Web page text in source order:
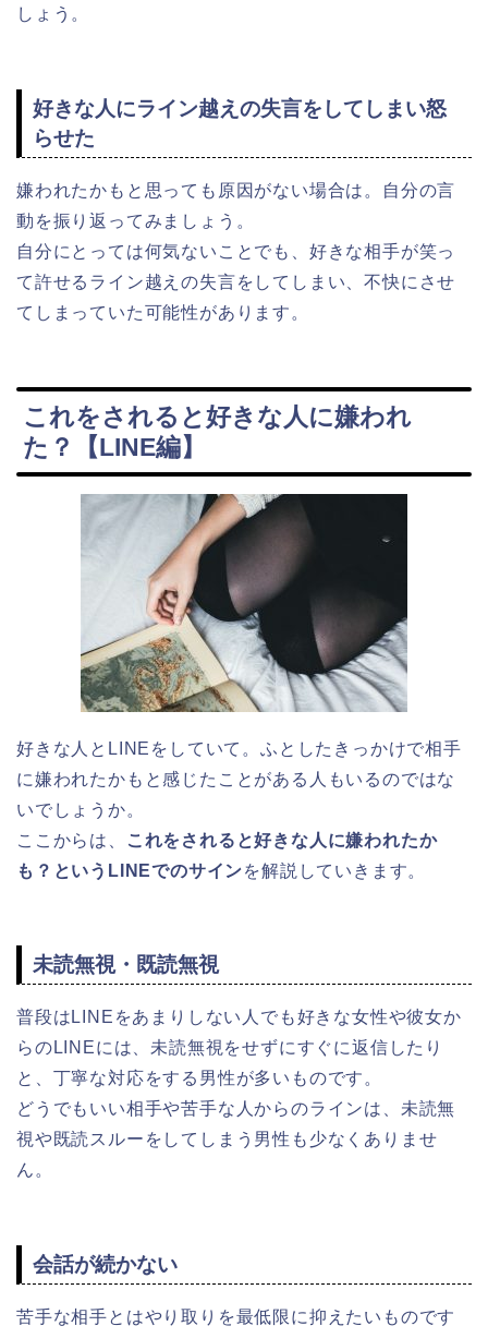
しょう。
好きな人にライン越えの失言をしてしまい怒
らせた
嫌われたかもと思っても原因がない場合は。自分の言
動を振り返ってみましょう。
自分にとっては何気ないことでも、好きな相手が笑っ
て許せるライン越えの失言をしてしまい、不快にさせ
てしまっていた可能性があります。
これをされると好きな人に嫌われ
た？【LINE編】
好きな人とLINEをしていて。ふとしたきっかけで相手
に嫌われたかもと感じたことがある人もいるのではな
いでしょうか。
ここからは、
これをされると好きな人に嫌われたか
も？というLINEでのサインを解説していきます。
未読無視・既読無視
普段はLINEをあまりしない人でも好きな女性や彼女か
らのLINEには、未読無視をせずにすぐに返信したり
と、丁寧な対応をする男性が多いものです。
どうでもいい相手や苦手な人からのラインは、未読無
視や既読スルーをしてしまう男性も少なくありませ
ん。
会話が続かない
苦手な相手とはやり取りを最低限に抑えたいものです